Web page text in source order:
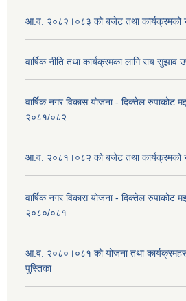
आ.व. २०८२।०८३ को बजेट तथा कार्यक्रमको
वार्षिक नीति तथा कार्यक्रमका लागि राय
वार्षिक नगर विकास योजना - दिक्तेल रुपाकोट
२०८१/०८२
आ.व. २०८१।०८२ को बजेट तथा कार्यक्रमको
वार्षिक नगर विकास योजना - दिक्तेल रुपाकोट
२०८०/०८१
आ.व. २०८०।०८१ को योजना तथा
पुस्तिका